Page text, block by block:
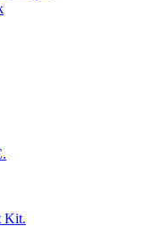
Kit.